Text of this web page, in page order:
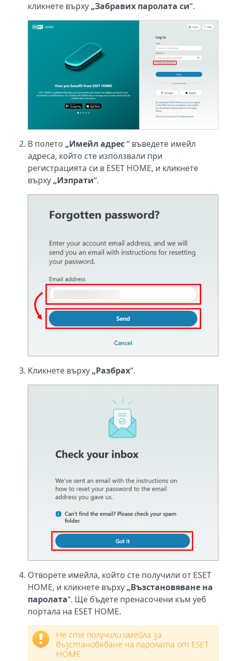
кликнете върху „Забравих паролата си“.
В полето „Имейл адрес“ въведете имейл
адреса, който сте използвали при
регистрацията си в ESET HOME, и кликнете
върху „Изпрати“.
Кликнете върху „Разбрах“.
Отворете имейла, който сте получили от ESET
HOME, и кликнете върху „Възстановяване на
паролата“. Ще бъдете пренасочени към уеб
портала на ESET HOME.
Не сте получили имейла за
възстановяване на паролата от ESET
HOME